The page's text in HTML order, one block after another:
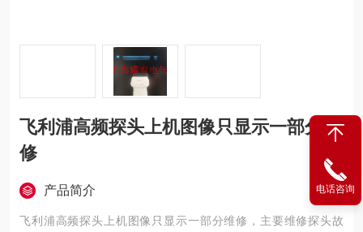
飞利浦高频探头上机图像只显示一部分维
修
产品简介
飞利浦高频探头上机图像只显示一部分维修，主要维修探头故
电话咨询